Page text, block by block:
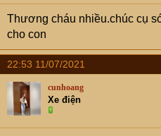
Thương cháu nhiều.chúc cụ
cho con
22:53 11/07/2021
cunhoang
Xe điện